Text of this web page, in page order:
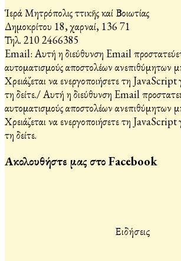
Ἱερά Μητρόπολις Ἀττικῆς καί Βοιωτίας
Δημοκρίτου 18, Ἀχαρναί, 136 71
Τηλ. 210 2466385
Email: Αυτή η διεύθυνση Email
αυτοματισμούς αποστολέων ανεπιθύμητων
Χρειάζεται να ενεργοποιήσετε τη
τη δείτε./Αυτή η διεύθυνση Email
αυτοματισμούς αποστολέων ανεπιθύμητων
Χρειάζεται να ενεργοποιήσετε τη
τη δείτε.
Ακολουθήστε μας στο Facebook
Ειδήσεις